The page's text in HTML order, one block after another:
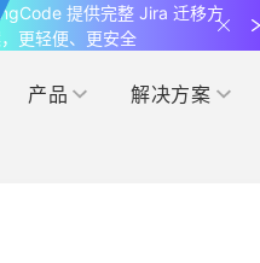
提供完整 Jira 迁移方
，更轻便、更安全
产品
化研发管理工具 解决方案
化研发管理工具
化研发管理工具